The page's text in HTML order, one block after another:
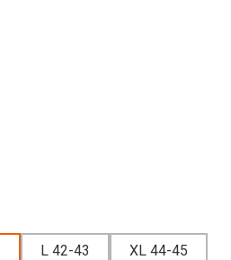
L 42-43 XL 44-45